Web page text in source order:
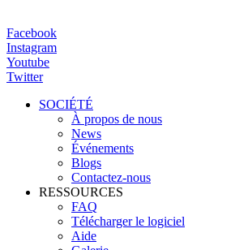
Facebook
Instagram
Youtube
Twitter
SOCIÉTÉ
À propos de nous
News
Événements
Blogs
Contactez-nous
RESSOURCES
FAQ
Télécharger le logiciel
Aide